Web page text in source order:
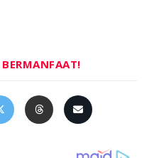
BERMANFAAT!